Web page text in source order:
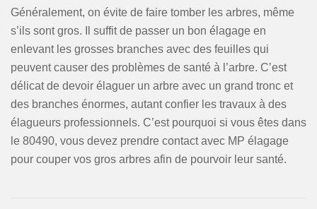
Généralement, on évite de faire tomber les arbres, même
s’ils sont gros. Il suffit de passer un bon élagage en
enlevant les grosses branches avec des feuilles qui
peuvent causer des problèmes de santé à l’arbre. C’est
délicat de devoir élaguer un arbre avec un grand tronc et
des branches énormes, autant confier les travaux à des
élagueurs professionnels. C’est pourquoi si vous êtes dans
le 80490, vous devez prendre contact avec MP élagage
pour couper vos gros arbres afin de pourvoir leur santé.